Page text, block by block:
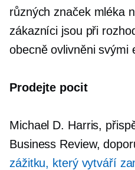
různých značek mléka
zákazníci jsou při
obecně ovlivněni svými
Prodejte pocit
Michael D. Harris,
Business Review,
zážitku, který vytváří